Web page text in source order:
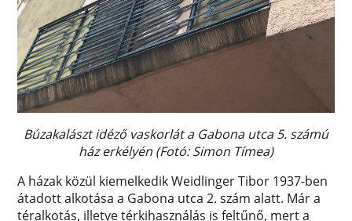
Búzakalászt idéző vaskorlát a Gabona utca 5. számú
ház erkélyén (Fotó: Simon Tímea)
A házak közül kiemelkedik Weidlinger Tibor 1937-ben
átadott alkotása a Gabona utca 2. szám alatt. Már a
téralkotás, illetve térkihasználás is feltűnő, mert a